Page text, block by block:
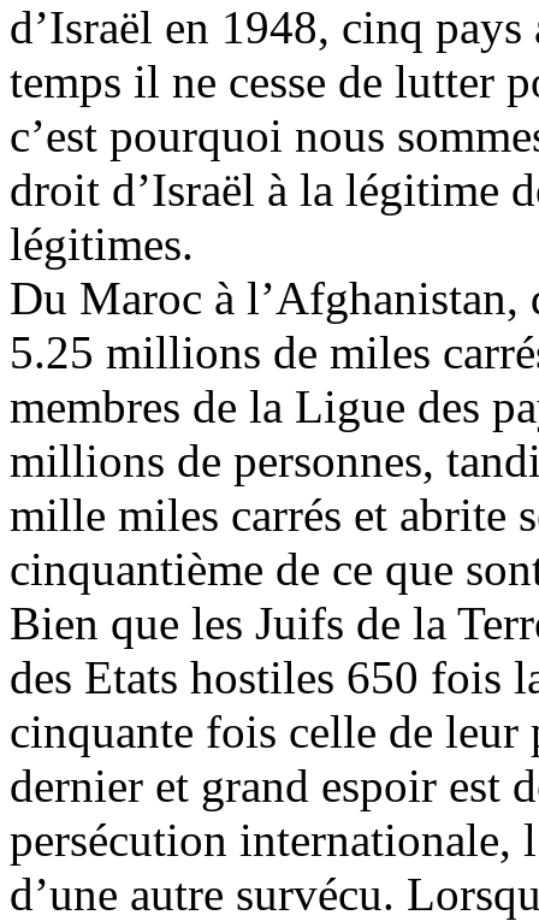
d’Israël en 1948, cinq pays
temps il ne cesse de lutter
c’est pourquoi nous
droit d’Israël à la légitime
légitimes.
Du Maroc à l’Afghanistan,
5.25 millions de miles
membres de la Ligue des
millions de personnes,
mille miles carrés et abrite
cinquantième de ce que
Bien que les Juifs de la
des Etats hostiles 650 fois
cinquante fois celle de
dernier et grand espoir est
persécution internationale,
d’une autre survécu.